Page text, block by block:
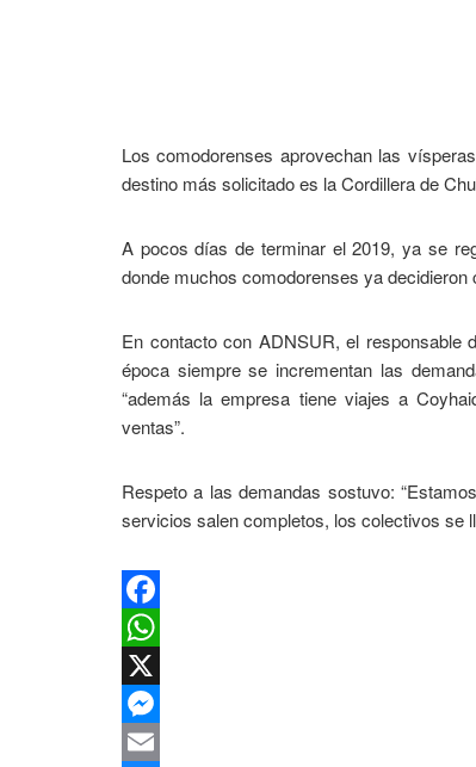
Los comodorenses aprovechan las
destino más solicitado es la Cordillera de
A pocos días de terminar el 2019, ya se
donde muchos comodorenses ya
En contacto con ADNSUR, el responsable
época siempre se incrementan las
“además la empresa tiene viajes a
ventas”.
Respeto a las demandas sostuvo:
servicios salen completos, los colectivos se
Facebook
WhatsApp
X
Messenger